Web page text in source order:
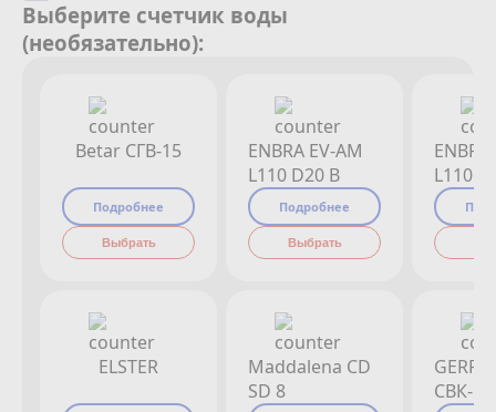
Выберите счетчик воды
(необязательно):
Betar СГВ-15
Подробнее
Выбрать
ELSTER
ENBRA EV-AM
L110 D20 B
Подробнее
Выбрать
Maddalena CD
SD 8
L110
СВК-